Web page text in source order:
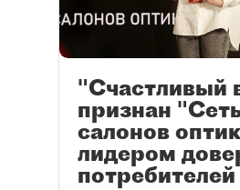
"Счастливый
признан
салонов
лидером
потребителей